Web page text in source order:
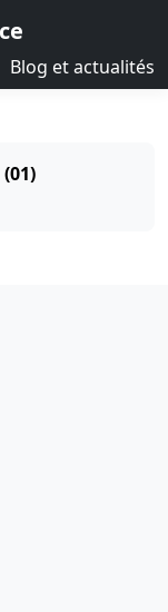
Blog et actualités